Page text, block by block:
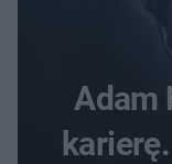
Adam